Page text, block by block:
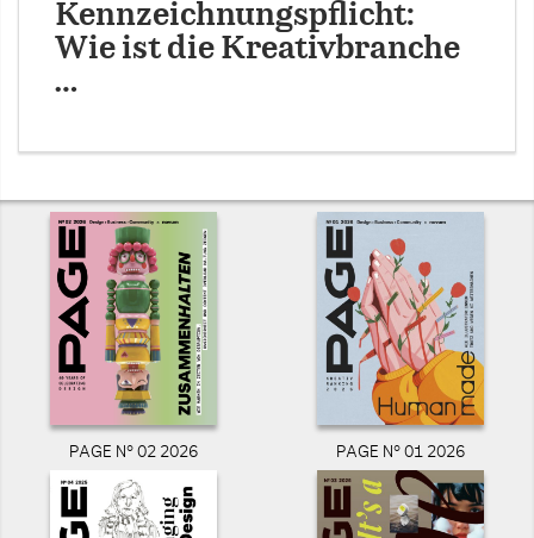
Kennzeichnungspflicht:
Wie ist die Kreativbranche
…
PAGE N° 02 2026 PAGE N° 01 2026